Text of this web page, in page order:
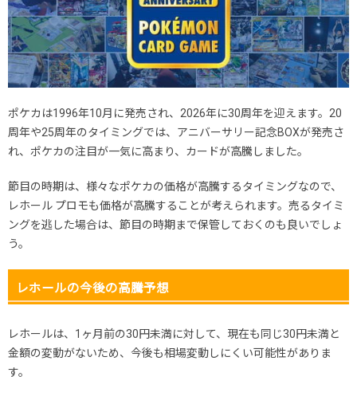
ポケカは1996年10月に発売され、2026年に30周年を迎えます。20
周年や25周年のタイミングでは、アニバーサリー記念BOXが発売さ
れ、ポケカの注目が一気に高まり、カードが高騰しました。
節目の時期は、様々なポケカの価格が高騰するタイミングなので、
レホール プロモも価格が高騰することが考えられます。売るタイミ
ングを逃した場合は、節目の時期まで保管しておくのも良いでしょ
う。
レホールの今後の高騰予想
レホールは、1ヶ月前の30円未満に対して、現在も同じ30円未満と
金額の変動がないため、今後も相場変動しにくい可能性がありま
す。